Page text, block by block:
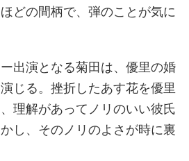
どの間柄で、弾のことが気に
出演となる菊田は、優里の婚
じる。挫折したあす花を優里
理解があってノリのいい彼氏
し、そのノリのよさが時に裏